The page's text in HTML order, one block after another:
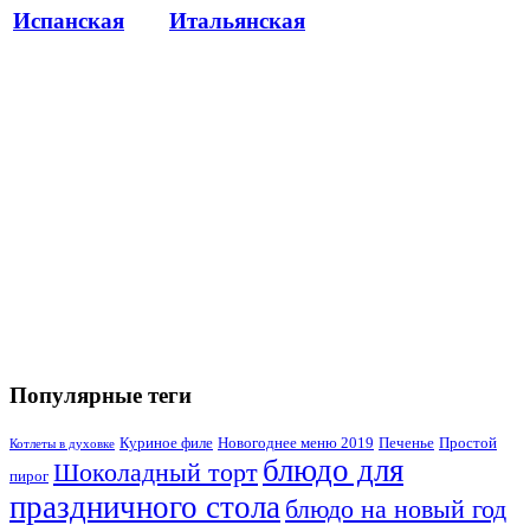
Испанская Итальянская
Популярные теги
Котлеты в духовке Куриное филе Новогоднее меню 2019 Печенье Простой
пирог Шоколадный торт блюдо для
праздничного стола блюдо на новый год